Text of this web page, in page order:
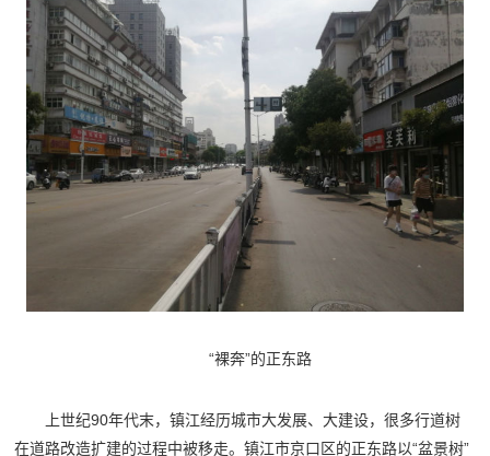
“裸奔”的正东路
上世纪90年代末，镇江经历城市大发展、大建设，很多行道树
在道路改造扩建的过程中被移走。镇江市京口区的正东路以“盆景树”